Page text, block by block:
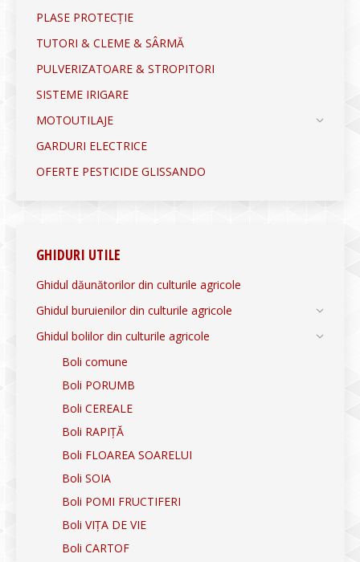
PLASE PROTECȚIE
TUTORI & CLEME & SÂRMĂ
PULVERIZATOARE & STROPITORI
SISTEME IRIGARE
MOTOUTILAJE
GARDURI ELECTRICE
OFERTE PESTICIDE GLISSANDO
GHIDURI UTILE
Ghidul dăunătorilor din culturile agricole
Ghidul buruienilor din culturile agricole
Ghidul bolilor din culturile agricole
Boli comune
Boli PORUMB
Boli CEREALE
Boli RAPIȚĂ
Boli FLOAREA SOARELUI
Boli SOIA
Boli POMI FRUCTIFERI
Boli VIȚA DE VIE
Boli CARTOF